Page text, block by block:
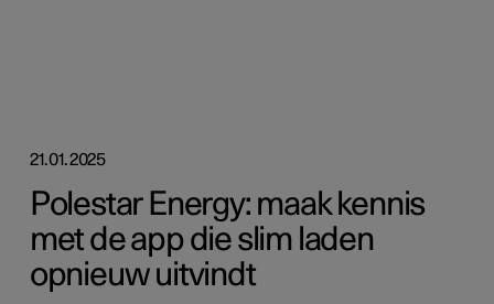
21.01.2025
Polestar Energy: maak kennis
met de app die slim laden
opnieuw uitvindt